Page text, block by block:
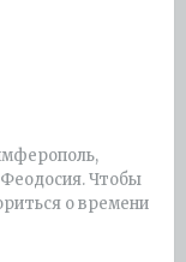
Чтобы
о времени